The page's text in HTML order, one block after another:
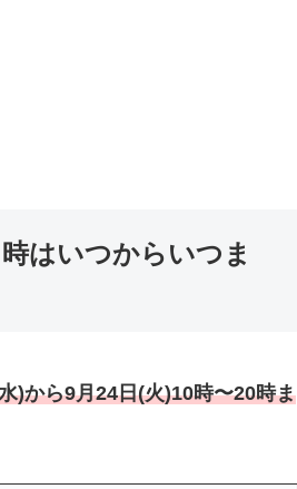
はいつからいつま
)から9月24日(火)10時〜20時ま